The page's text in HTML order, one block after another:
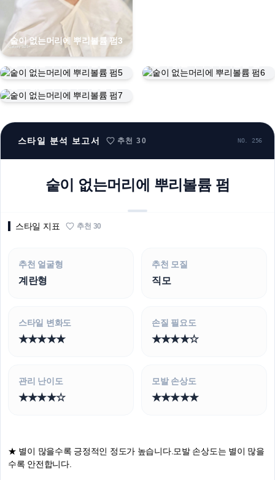
숱이 없는머리에 뿌리볼륨 펌3
스타일 분석 보고서 추천30 NO. 256
숱이 없는머리에 뿌리볼륨 펌
스타일 지표 추천 30
추천 얼굴형
계란형
추천 모질
직모
스타일 변화도
★★★★★
손질 필요도
★★★★☆
관리 난이도
★★★★☆
모발 손상도
★★★★★
★ 별이 많을수록 긍정적인 정도가 높습니다. 모발 손상도는 별이 많을
수록 안전합니다.